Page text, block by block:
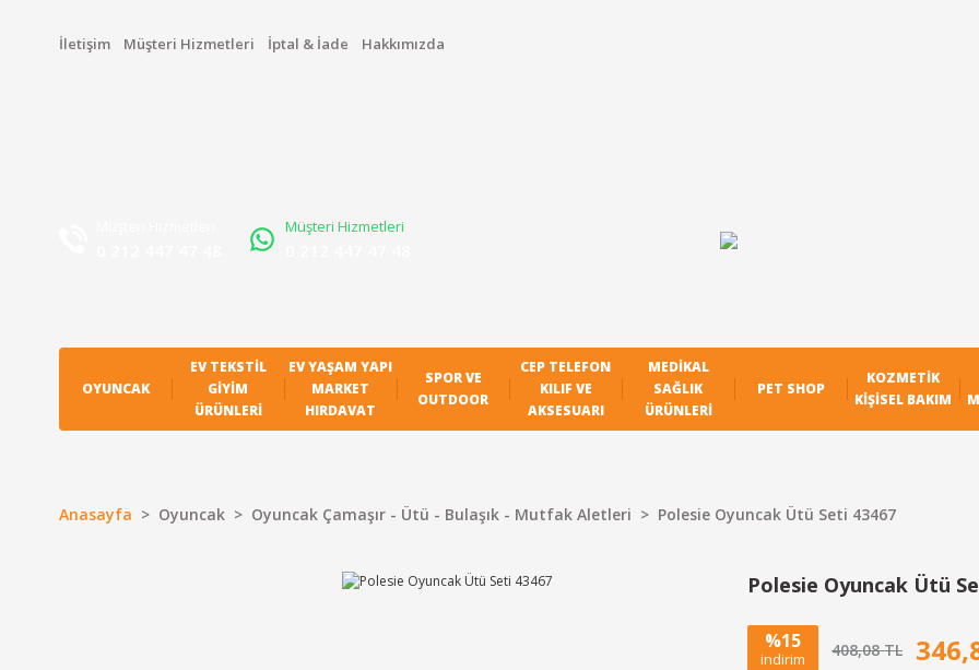
İletişim Müşteri Hizmetleri İptal & İade Hakkımızda
Müşteri Hizmetleri
OYUNCAK
EV TEKSTIL
GIYIM
ÜRÜNLERI
EV YAŞAM YAPI
MARKET
HIRDAVAT
SPOR VE
OUTDOOR
CEP TELEFON
KILIF VE
AKSESUARI
MEDIKAL
SAĞLIK
ÜRÜNLERI
PET SHOP
KOZMETIK
KIŞISEL BAKIM
Anasayfa Oyuncak Oyuncak Çamaşır - Ütü - Bulaşık - Mutfak Aletleri Polesie Oyuncak Ütü Seti 43467
Polesie Oyuncak Ütü
%15
indirim 408,08 TL